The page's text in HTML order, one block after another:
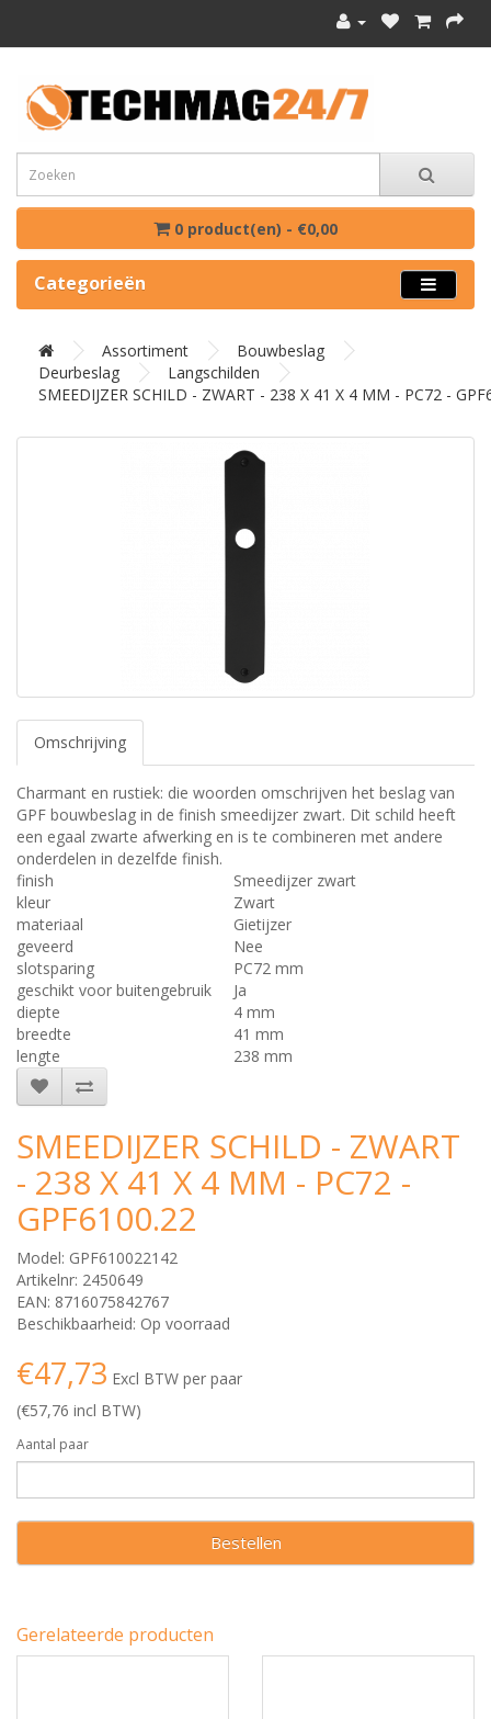
0 product(en) - €0,00
Categorieën
Assortiment
Bouwbeslag
Deurbeslag
Langschilden
SMEEDIJZER SCHILD - ZWART - 238 X 41 X 4 MM - PC72 -
Omschrijving
Charmant en rustiek: die woorden omschrijven het beslag van
GPF bouwbeslag in de finish smeedijzer zwart. Dit schild heeft
een egaal zwarte afwerking en is te combineren met andere
onderdelen in dezelfde finish.
finish
Smeedijzer zwart
kleur
Zwart
materiaal
Gietijzer
geveerd
Nee
slotsparing
PC72 mm
geschikt voor buitengebruik
Ja
diepte
4 mm
breedte
41 mm
lengte
238 mm
SMEEDIJZER SCHILD - ZWART
- 238 X 41 X 4 MM - PC72 -
GPF6100.22
Model: GPF610022142
Artikelnr: 2450649
EAN: 8716075842767
Beschikbaarheid: Op voorraad
€47,73 Excl BTW per paar
(€57,76 incl BTW)
Aantal paar
Bestellen
Gerelateerde producten